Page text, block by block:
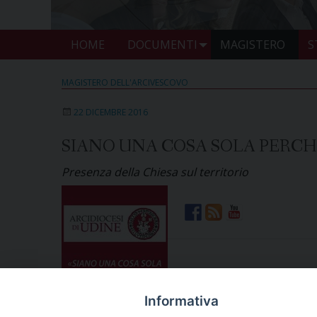
HOME DOCUMENTI MAGISTERO
MAGISTERO DELL'ARCIVESCOVO
22 DICEMBRE 2016
SIANO UNA COSA SOLA
Presenza della Chiesa sul territorio
Informativa